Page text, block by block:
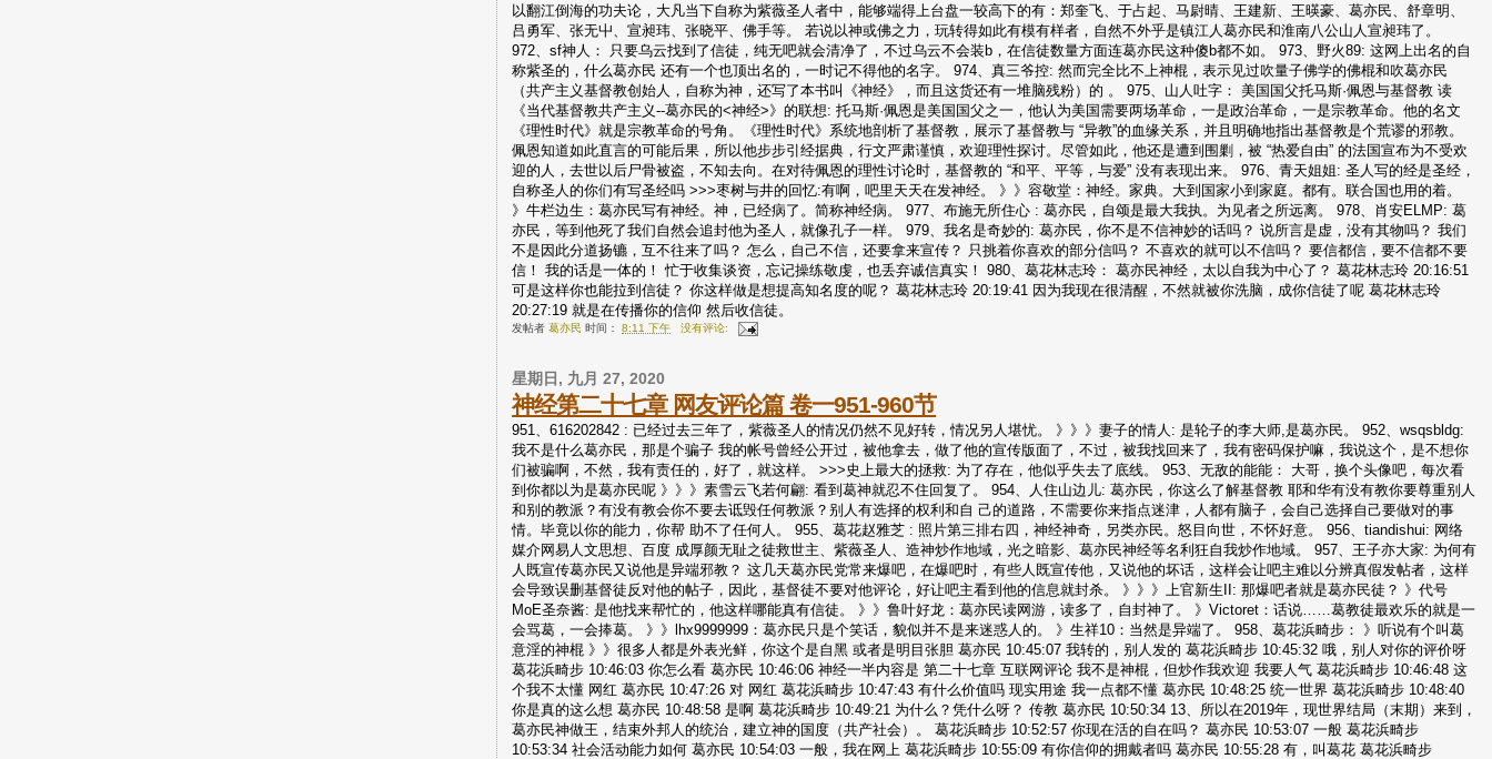
以翻江倒海的功夫论，大凡当下自称为紫薇圣人者中，能够端得上台盘一较高下的有：郑奎飞、于占起、马尉晴、王建新、王暎豪、葛亦民、舒章明、
吕勇军、张无屮、宣昶玮、张晓平、佛手等。 若说以神或佛之力，玩转得如此有模有样者，自然不外乎是镇江人葛亦民和淮南八公山人宣昶玮了。
972、sf神人： 只要乌云找到了信徒，纯无吧就会清净了，不过乌云不会装b，在信徒数量方面连葛亦民这种傻b都不如。 973、野火89: 这网上出名的自
称紫圣的，什么葛亦民 还有一个也顶出名的，一时记不得他的名字。 974、真三爷控: 然而完全比不上神棍，表示见过吹量子佛学的佛棍和吹葛亦民
（共产主义基督教创始人，自称为神，还写了本书叫《神经》，而且这货还有一堆脑残粉）的 。 975、山人吐字： 美国国父托马斯·佩恩与基督教 读
《当代基督教共产主义--葛亦民的<神经>》的联想: 托马斯·佩恩是美国国父之一，他认为美国需要两场革命，一是政治革命，一是宗教革命。他的名文
《理性时代》就是宗教革命的号角。《理性时代》系统地剖析了基督教，展示了基督教与 “异教”的血缘关系，并且明确地指出基督教是个荒谬的邪教。
佩恩知道如此直言的可能后果，所以他步步引经据典，行文严肃谨慎，欢迎理性探讨。尽管如此，他还是遭到围剿，被 “热爱自由” 的法国宣布为不受欢
迎的人，去世以后尸骨被盗，不知去向。在对待佩恩的理性讨论时，基督教的 “和平、平等，与爱” 没有表现出来。 976、青天姐姐: 圣人写的经是圣经，
自称圣人的你们有写圣经吗 >>>枣树与井的回忆:有啊，吧里天天在发神经。 》》容敬堂：神经。家典。大到国家小到家庭。都有。联合国也用的着。
》牛栏边生：葛亦民写有神经。神，已经病了。简称神经病。 977、布施无所住心 : 葛亦民，自颂是最大我执。为见者之所远离。 978、肖安ELMP: 葛
亦民，等到他死了我们自然会追封他为圣人，就像孔子一样。 979、我名是奇妙的: 葛亦民，你不是不信神妙的话吗？ 说所言是虚，没有其物吗？ 我们
不是因此分道扬镳，互不往来了吗？ 怎么，自己不信，还要拿来宣传？ 只挑着你喜欢的部分信吗？ 不喜欢的就可以不信吗？ 要信都信，要不信都不要
信！ 我的话是一体的！ 忙于收集谈资，忘记操练敬虔，也丢弃诚信真实！ 980、葛花林志玲： 葛亦民神经，太以自我为中心了？ 葛花林志玲 20:16:51
可是这样你也能拉到信徒？ 你这样做是想提高知名度的呢？ 葛花林志玲 20:19:41 因为我现在很清醒，不然就被你洗脑，成你信徒了呢 葛花林志玲
20:27:19 就是在传播你的信仰 然后收信徒。
发帖者葛亦民 时间：8:11 下午 没有评论:
星期日, 九月 27, 2020
神经第二十七章 网友评论篇 卷一951-960节
951、616202842 : 已经过去三年了，紫薇圣人的情况仍然不见好转，情况另人堪忧。 》》》妻子的情人: 是轮子的李大师,是葛亦民。 952、wsqsbldg:
我不是什么葛亦民，那是个骗子 我的帐号曾经公开过，被他拿去，做了他的宣传版面了，不过，被我找回来了，我有密码保护嘛，我说这个，是不想你
们被骗啊，不然，我有责任的，好了，就这样。 >>>史上最大的拯救: 为了存在，他似乎失去了底线。 953、无敌的能能： 大哥，换个头像吧，每次看
到你都以为是葛亦民呢 》》》素雪云飞若何翩: 看到葛神就忍不住回复了。 954、人住山边儿: 葛亦民，你这么了解基督教 耶和华有没有教你要尊重别人
和别的教派？有没有教会你不要去诋毁任何教派？别人有选择的权利和自 己的道路，不需要你来指点迷津，人都有脑子，会自己选择自己要做对的事
情。毕竟以你的能力，你帮 助不了任何人。 955、葛花赵雅芝 : 照片第三排右四，神经神奇，另类亦民。怒目向世，不怀好意。 956、tiandishui: 网络
媒介网易人文思想、百度 成厚颜无耻之徒救世主、紫薇圣人、造神炒作地域，光之暗影、葛亦民神经等名利狂自我炒作地域。 957、王子亦大家: 为何有
人既宣传葛亦民又说他是异端邪教？ 这几天葛亦民党常来爆吧，在爆吧时，有些人既宣传他，又说他的坏话，这样会让吧主难以分辨真假发帖者，这样
会导致误删基督徒反对他的帖子，因此，基督徒不要对他评论，好让吧主看到他的信息就封杀。 》》》上官新生II: 那爆吧者就是葛亦民徒？ 》代号
MoE圣奈酱: 是他找来帮忙的，他这样哪能真有信徒。 》》鲁叶好龙：葛亦民读网游，读多了，自封神了。 》Victoret：话说……葛教徒最欢乐的就是一
会骂葛，一会捧葛。 》》lhx9999999：葛亦民只是个笑话，貌似并不是来迷惑人的。 》生祥10：当然是异端了。 958、葛花浜畸步： 》听说有个叫葛
意淫的神棍 》》很多人都是外表光鲜，你这个是自黑 或者是明目张胆 葛亦民 10:45:07 我转的，别人发的 葛花浜畸步 10:45:32 哦，别人对你的评价呀
葛花浜畸步 10:46:03 你怎么看 葛亦民 10:46:06 神经一半内容是 第二十七章 互联网评论 我不是神棍，但炒作我欢迎 我要人气 葛花浜畸步 10:46:48 这
个我不太懂 网红 葛亦民 10:47:26 对 网红 葛花浜畸步 10:47:43 有什么价值吗 现实用途 我一点都不懂 葛亦民 10:48:25 统一世界 葛花浜畸步 10:48:40
你是真的这么想 葛亦民 10:48:58 是啊 葛花浜畸步 10:49:21 为什么？凭什么呀？ 传教 葛亦民 10:50:34 13、所以在2019年，现世界结局（末期）来到，
葛亦民神做王，结束外邦人的统治，建立神的国度（共产社会）。 葛花浜畸步 10:52:57 你现在活的自在吗？ 葛亦民 10:53:07 一般 葛花浜畸步
10:53:34 社会活动能力如何 葛亦民 10:54:03 一般，我在网上 葛花浜畸步 10:55:09 有你信仰的拥戴者吗 葛亦民 10:55:28 有，叫葛花 葛花浜畸步